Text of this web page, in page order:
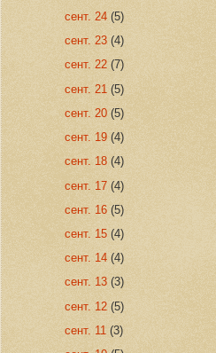
сент. 24 (5)
сент. 23 (4)
сент. 22 (7)
сент. 21 (5)
сент. 20 (5)
сент. 19 (4)
сент. 18 (4)
сент. 17 (4)
сент. 16 (5)
сент. 15 (4)
сент. 14 (4)
сент. 13 (3)
сент. 12 (5)
сент. 11 (3)